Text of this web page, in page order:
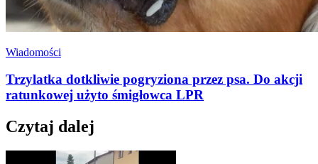
Wiadomości
Trzylatka dotkliwie pogryziona przez psa. Do akcji
ratunkowej użyto śmigłowca LPR
Czytaj dalej